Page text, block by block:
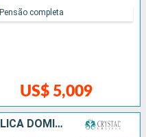
US$ 5,009
Pensão completa
CANADÁ, AUSTRÁLIA, REPUBLICA DOMINICANA, PORTO RICO, ANTIGUA E BARBUDA, FRANCIA, ESTADOS UNIDOS